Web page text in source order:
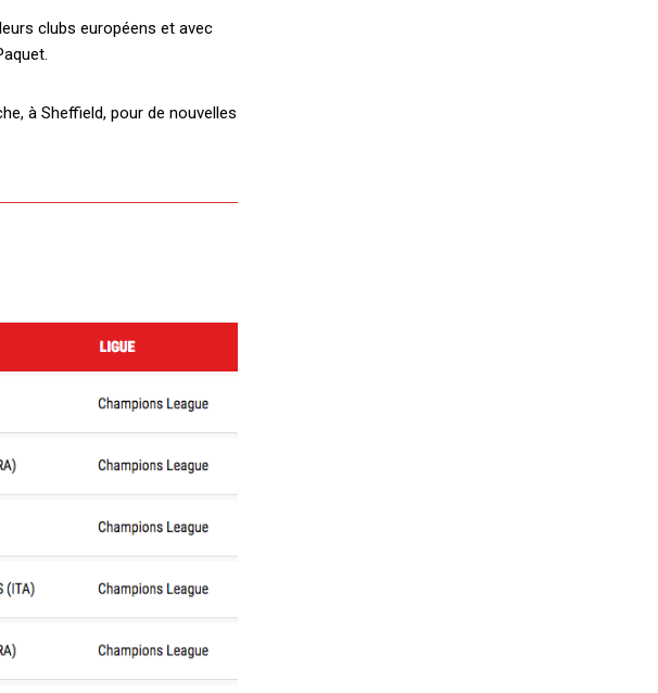
clubs européens et avec
à Sheffield, pour de nouvelles